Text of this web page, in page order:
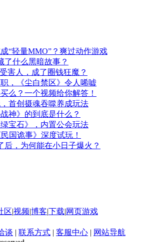
“轻量MMO”？爽过动作游戏
了什么黑暗故事？
害人，成了圈钱狂魔？
，《尘白禁区》令人唏嘘
么？一个视频给你解答！
首创摄魂吞噬养成玩法
神》的到底是什么？
宝石》，内置公会玩法
国诡事》深度试玩！
后，为何能在小日子爆火？
区|视频|博客|下载|网页游戏
谈 | 联系方式 | 客服中心 | 网站导航